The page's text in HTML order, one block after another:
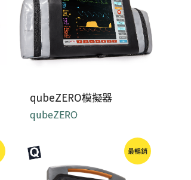
qubeZERO 是患者監護設
qubeZERO模擬器
qubeZERO
最暢銷